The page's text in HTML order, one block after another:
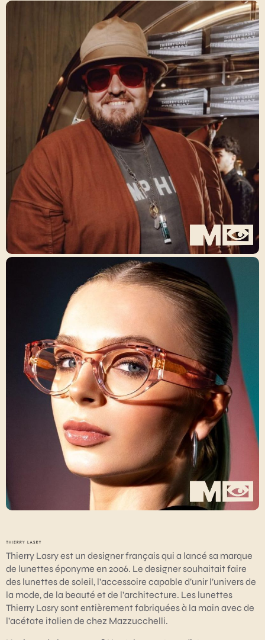
Thierry Lasry est un designer français qui a lancé sa marque
de lunettes éponyme en 2006. Le designer souhaitait faire
des lunettes de soleil, l’accessoire capable d’unir l’univers de
la mode, de la beauté et de l’architecture. Les lunettes
Thierry Lasry sont entièrement fabriquées à la main avec de
l’acétate italien de chez Mazzucchelli.